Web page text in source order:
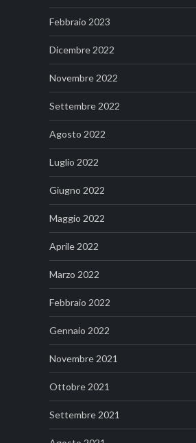
Febbraio 2023
Dicembre 2022
Novembre 2022
Settembre 2022
Agosto 2022
Luglio 2022
Giugno 2022
Maggio 2022
Aprile 2022
Marzo 2022
Febbraio 2022
Gennaio 2022
Novembre 2021
Ottobre 2021
Settembre 2021